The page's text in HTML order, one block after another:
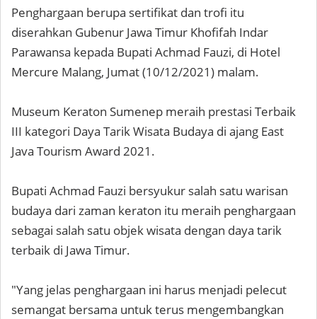
Penghargaan berupa sertifikat dan trofi itu
diserahkan Gubenur Jawa Timur Khofifah Indar
Parawansa kepada Bupati Achmad Fauzi, di Hotel
Mercure Malang, Jumat (10/12/2021) malam.
Museum Keraton Sumenep meraih prestasi Terbaik
III kategori Daya Tarik Wisata Budaya di ajang East
Java Tourism Award 2021.
Bupati Achmad Fauzi bersyukur salah satu warisan
budaya dari zaman keraton itu meraih penghargaan
sebagai salah satu objek wisata dengan daya tarik
terbaik di Jawa Timur.
"Yang jelas penghargaan ini harus menjadi pelecut
semangat bersama untuk terus mengembangkan